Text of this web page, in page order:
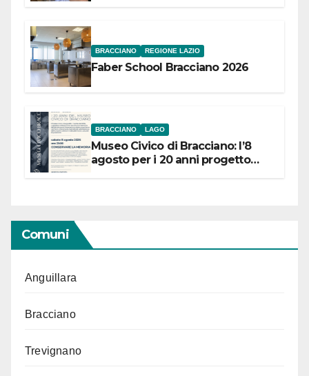
BRACCIANO REGIONE LAZIO
Faber School Bracciano 2026
BRACCIANO LAGO
Museo Civico di Bracciano: l’8
agosto per i 20 anni progetto
Comuni
Anguillara
Bracciano
Trevignano